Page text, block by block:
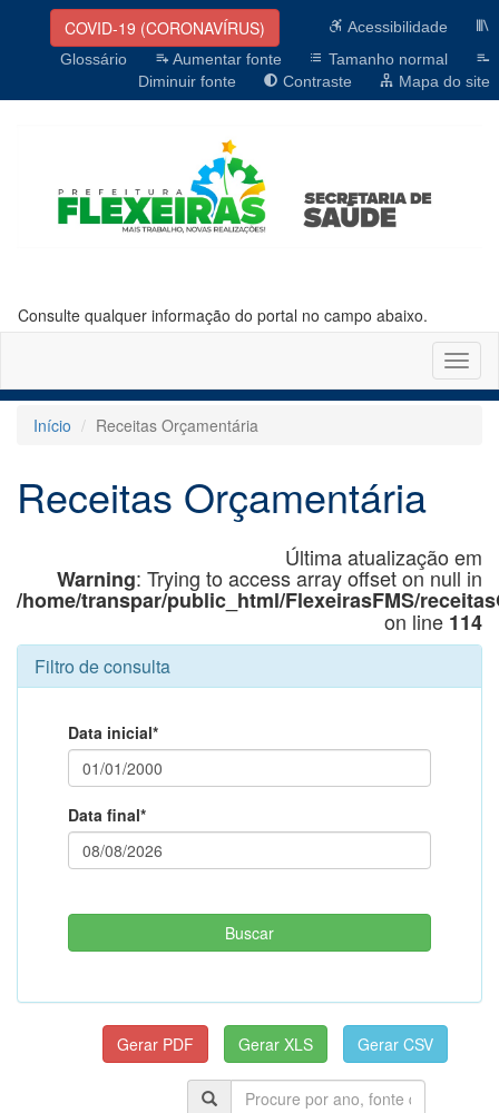
COVID-19 (CORONAVÍRUS)
Acessibilidade
Glossário
Aumentar fonte
Tamanho normal
Diminuir fonte
Contraste Mapa do site
Consulte qualquer informação do portal no campo abaixo.
Início
Receitas Orçamentária
Receitas Orçamentária
Última atualização em
Warning: Trying to access array offset on null in
/home/transpar/public_html/FlexeirasFMS/
on line 114
Filtro de consulta
Data inicial*
Data final*